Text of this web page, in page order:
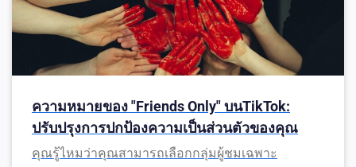
ความหมายของ "Friends Only" บนTikTok:
ปรับปรุงการปกป้องความเป็นส่วนตัวของคุณ
คุณรู้ไหมว่าคุณสามารถเลือกกลุ่มผู้ชมเฉพาะ